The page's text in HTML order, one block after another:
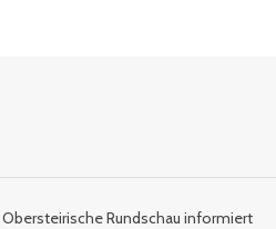
Rundschau informiert